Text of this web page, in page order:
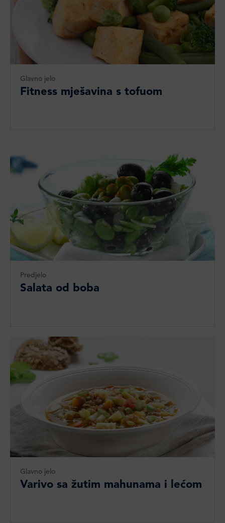
Glavno jelo
Fitness mješavina s tofuom
Predjelo
Salata od boba
Glavno jelo
Varivo sa žutim mahunama i lećom